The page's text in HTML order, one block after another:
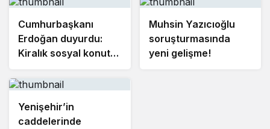
Cumhurbaşkanı
Erdoğan duyurdu:
Kiralık sosyal konut
başlıyor
Muhsin Yazıcıoğlu
soruşturmasında
yeni gelişme!
Yenişehir’in
caddelerinde